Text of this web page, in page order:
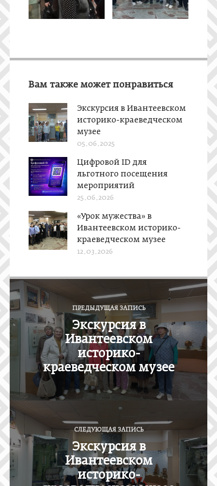
Вам также может понравиться
Экскурсия в Ивантеевском
историко-краеведческом
музее
05.06.2025
Цифровой ID для
льготного посещения
мероприятий
25.06.2026
«Урок мужества» в
Ивантеевском историко-
краеведческом музее
12.03.2026
Н
а
в
и
я
п
о
з
а
ПРЕДЫДУЩАЯ ЗАПИСЬ
Экскурсия в
Ивантеевском
историко-
краеведческом музее
СЛЕДУЮЩАЯ ЗАПИСЬ
Экскурсия в
Ивантеевском
историко-